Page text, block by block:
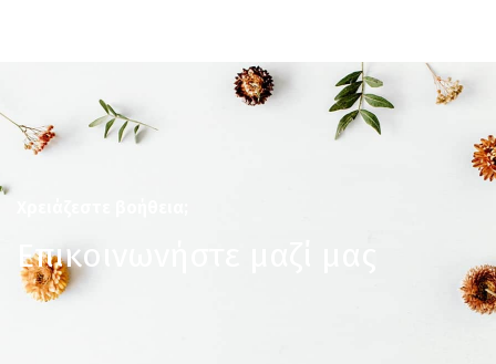
Επικοινωνήστε μαζί μας